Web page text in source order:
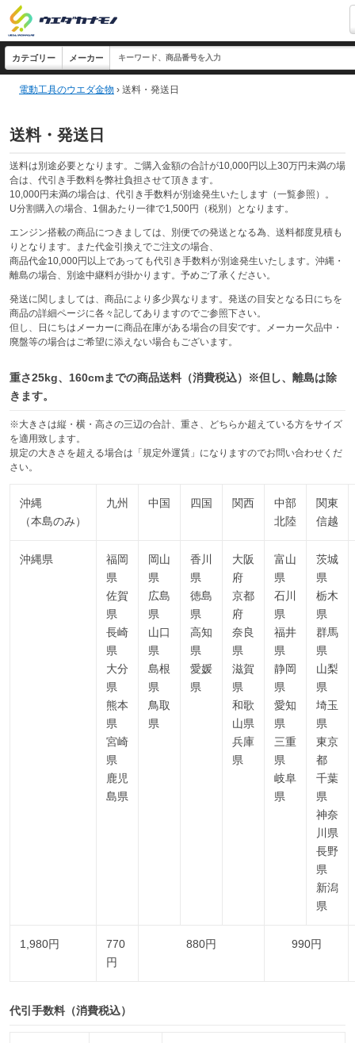
電動工具のウエダ金物 › 送料・発送日
送料・発送日
送料は別途必要となります。ご購入金額の合計が10,000円以上30万円未満の場
合は、代引き手数料を弊社負担させて頂きます。
10,000円未満の場合は、代引き手数料が別途発生いたします（一覧参照）。
U分割購入の場合、1個あたり一律で1,500円（税別）となります。
エンジン搭載の商品につきましては、別便での発送となる為、送料都度見積も
りとなります。また代金引換えでご注文の場合、
商品代金10,000円以上であっても代引き手数料が別途発生いたします。沖縄・
離島の場合、別途中継料が掛かります。予めご了承ください。
発送に関しましては、商品により多少異なります。発送の目安となる日にちを
商品の詳細ページに各々記してありますのでご参照下さい。
但し、日にちはメーカーに商品在庫がある場合の目安です。メーカー欠品中・
廃盤等の場合はご希望に添えない場合もございます。
重さ25kg、160cmまでの商品送料（消費税込）※但し、離島は除
きます。
※大きさは縦・横・高さの三辺の合計、重さ、どちらか超えている方をサイズ
を適用致します。
規定の大きさを超える場合は「規定外運賃」になりますのでお問い合わせくだ
さい。
沖縄
（本島のみ）
九州 中国 四国 関西
中部
北陸
関東
信越
沖縄県
福岡
県
佐賀
県
長崎
県
大分
県
熊本
県
宮崎
県
鹿児
島県
岡山
県
広島
県
山口
県
島根
県
鳥取
県
香川
県
徳島
県
高知
県
愛媛
県
大阪
府
京都
府
奈良
県
滋賀
県
和歌
山県
兵庫
県
富山
県
石川
県
福井
県
静岡
県
愛知
県
三重
県
岐阜
県
茨城
県
栃木
県
群馬
県
山梨
県
埼玉
県
東京
都
千葉
県
神奈
川県
長野
県
新潟
県
1,980円
770
円
880円 990円
代引手数料（消費税込）